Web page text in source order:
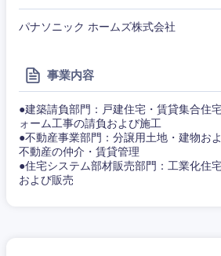
パナソニック ホームズ株式会社
事業内容
●建築請負部門：戸建住宅・賃貸集合住
ォーム工事の請負および施工
●不動産事業部門：分譲用土地・建物お
不動産の仲介・賃貸管理
●住宅システム部材販売部門：工業化住
および販売
近畿地方
滋賀県
大阪府 兵
奈良県